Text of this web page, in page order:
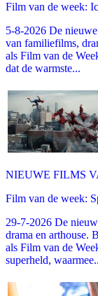
Film van de week:
5-8-2026 De
van familiefilms,
als Film van de
dat de warmste...
NIEUWE FILMS
Film van de week:
29-7-2026 De
drama en arthouse.
als Film van de
superheld,